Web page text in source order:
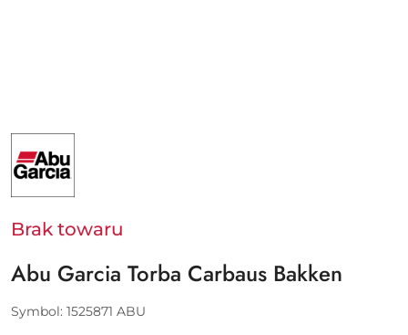
NAZWA
PRODUCENTA:
ABU
GARCIA
PURE
EUROPE
SAS
Brak towaru
Abu Garcia Torba Carbaus Bakken
Symbol: 1525871 ABU